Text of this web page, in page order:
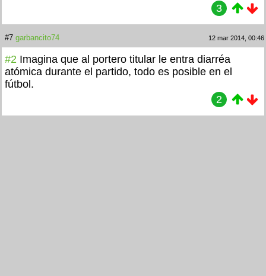
3
#7 garbancito74 12 mar 2014, 00:46
#2 Imagina que al portero titular le entra diarréa
atómica durante el partido, todo es posible en el
fútbol.
2